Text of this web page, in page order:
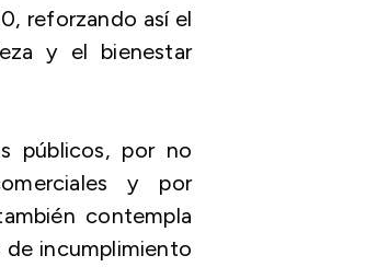
reforzando así el
y el bienestar
públicos, por no
y por
contempla
de incumplimiento